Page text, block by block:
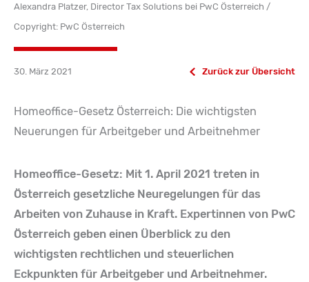
Alexandra Platzer, Director Tax Solutions bei PwC Österreich /
Copyright: PwC Österreich
30. März 2021 Zurück zur Übersicht
Homeoffice-Gesetz Österreich: Die wichtigsten
Neuerungen für Arbeitgeber und Arbeitnehmer
Homeoffice-Gesetz: Mit 1. April 2021 treten in
Österreich gesetzliche Neuregelungen für das
Arbeiten von Zuhause in Kraft. Expertinnen von PwC
Österreich geben einen Überblick zu den
wichtigsten rechtlichen und steuerlichen
Eckpunkten für Arbeitgeber und Arbeitnehmer.